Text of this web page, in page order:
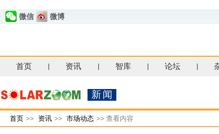
微信 微博
首页 资讯 智库 论坛
新闻
首页 >> 资讯 >> 市场动态 >> 查看内容